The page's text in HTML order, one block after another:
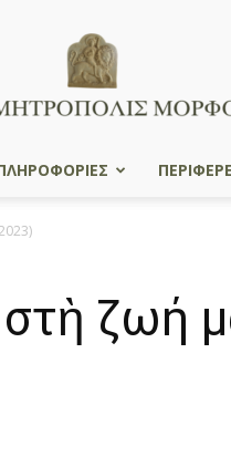
Μητρόπολις
ζωή